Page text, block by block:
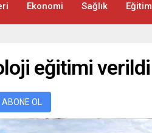
Ekonomi Sağlık Eğitim
eğitimi verildi
ABONE OL